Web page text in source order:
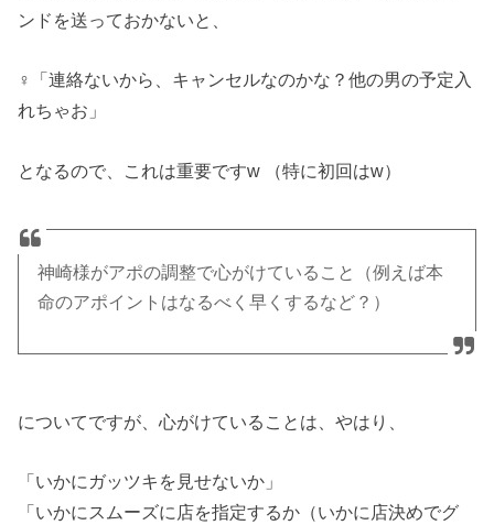
ンドを送っておかないと、
♀「連絡ないから、キャンセルなのかな？他の男の予定入
れちゃお」
となるので、これは重要ですw （特に初回はw）
神崎様がアポの調整で心がけていること（例えば本
命のアポイントはなるべく早くするなど？）
についてですが、心がけていることは、やはり、
「いかにガッツキを見せないか」
「いかにスムーズに店を指定するか（いかに店決めでグ